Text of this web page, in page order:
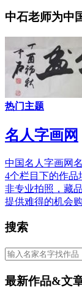
中石老师为中
热门主题
名人字画网
中国名人字画网
4个栏目下的作品
非专业拍照，藏
提供难得的机会
搜索
最新作品&文